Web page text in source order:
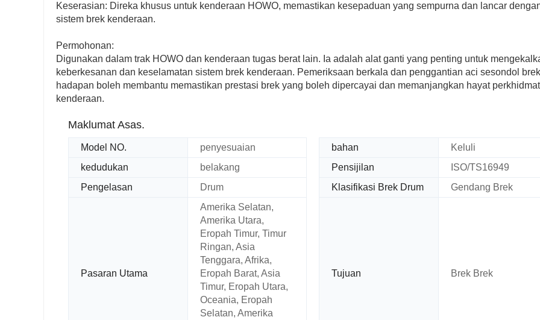
Keserasian: Direka khusus untuk kenderaan HOWO, memastikan kesepaduan yang sempurna dan lancar
sistem brek kenderaan.
Permohonan:
Digunakan dalam trak HOWO dan kenderaan tugas berat lain. Ia adalah alat ganti yang penting untuk
keberkesanan dan keselamatan sistem brek kenderaan. Pemeriksaan berkala dan penggantian aci sesondol brek
hadapan boleh membantu memastikan prestasi brek yang boleh dipercayai dan memanjangkan hayat
kenderaan.
Maklumat Asas.
Model NO. penyesuaian bahan
Keluli
kedudukan
belakang Pensijilan
ISO/TS16949
Pengelasan
Drum Klasifikasi Brek Drum Gendang Brek
Pasaran Utama
Amerika Selatan,
Amerika Utara,
Eropah Timur, Timur
Ringan, Asia
Tenggara, Afrika,
Eropah Barat, Asia
Timur, Eropah Utara,
Oceania, Eropah
Selatan, Amerika
Tujuan Brek Brek